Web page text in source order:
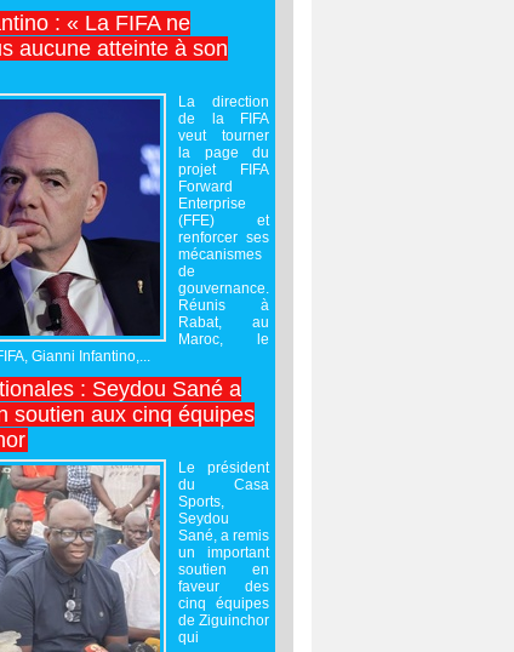
: « La FIFA ne
aucune atteinte à son
La direction
de la FIFA
veut tourner
la page du
projet FIFA
Forward
Enterprise
(FFE) et
renforcer ses
mécanismes
de
gouvernance.
Réunis à
Rabat, au
Maroc, le
Gianni Infantino,...
: Seydou Sané a
soutien aux cinq équipes
Le président
du Casa
Sports,
Seydou
Sané, a remis
un important
soutien en
faveur des
cinq équipes
de Ziguinchor
qui